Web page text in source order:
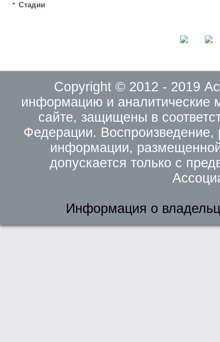
Стадии
Copyright © 2012 - 2019
информацию и
сайте, защищены в
Федерации. Воспроизведение,
информации,
допускается только с
Информация о